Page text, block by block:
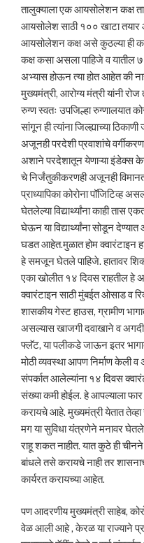
तालुक्याला एक आयसोलेशन कक्ष
आयसोलेश साठी १०० खाटा तयार
आयसोलेशन कक्ष असे कुठल्या ही
कक्ष कसा असला पाहिजे व यातील ७
अभ्यास होऊन त्या होत आहेत की
मुख्यमंत्री, आरोग्य मंत्री यांनी
रुग्ण स्वतः उपजिल्हा रुग्णालयात
सांगून ही त्यांना जिल्ह्याच्या
अजूनही परदेशी प्रवाशांचे
अशाने परदेशातून येणाऱ्या इंडेक्स
चे निर्जंतुकीकरणही अजूनही
प्राध्यापिका कोरोना पॉजिटिव्ह
घेतलेल्या विद्यार्थ्यांना काही तास
घेऊन या विद्यार्थ्यांना सोडून
घडत आहेत.मुळात होम क्वारंटाइन
हे समजून घेतले पाहिजे. हातावर
एका खोलीत १४ दिवस राहतील हे
क्वारंटाइन साठी मुंबईत ओसाड व
शासकीय गेस्ट हाउस, ग्रामीण
असल्यास खाजगी दवाखाने व
फ्लॅट, या पलीकडे जाऊन इतर
मोठी व्यवस्था आपण निर्माण केली
संपर्कात आलेल्यांना १४ दिवस
संख्या कमी होईल. हे आपल्याला
करायचे आहे. मुख्यमंत्री येतात तेव्हा
मग या सुविधा यंत्रणेने मनावर घेतले
राहू शकत नाहीत. यात कुठे ही
बांधले तसे करायचे नाही तर
कार्यरत करायच्या आहेत.
पण आदरणीय मुख्यमंत्री साहेब,
वेळ आली आहे , केरळ या राज्याने